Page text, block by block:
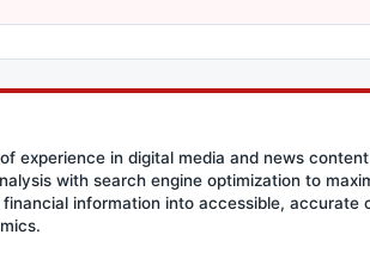
experience in digital media and news
with search engine optimization to
information into accessible, accurate